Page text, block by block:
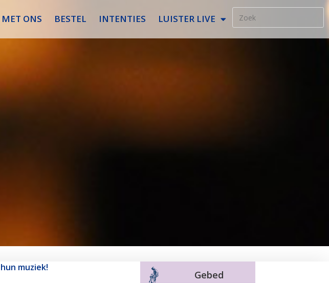
ONS BESTEL INTENTIES LUISTER LIVE
muziek!
Gebed